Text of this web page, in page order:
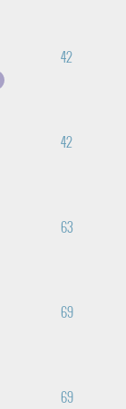
42
42
63
69
69